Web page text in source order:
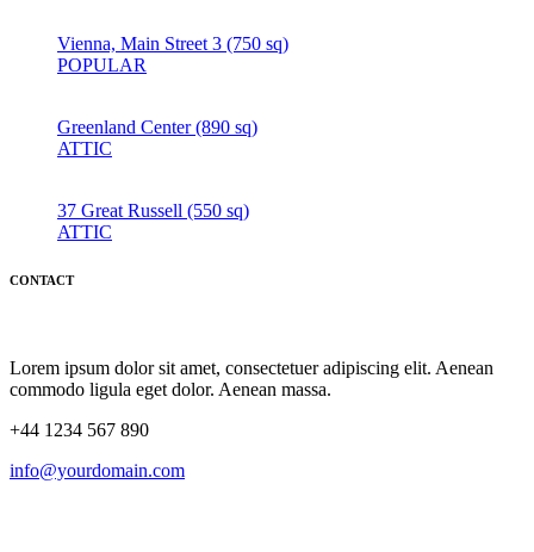
Vienna, Main Street 3 (750 sq)
POPULAR
Greenland Center (890 sq)
ATTIC
37 Great Russell (550 sq)
ATTIC
CONTACT
Lorem ipsum dolor sit amet, consectetuer adipiscing elit. Aenean
commodo ligula eget dolor. Aenean massa.
+44 1234 567 890
info@yourdomain.com